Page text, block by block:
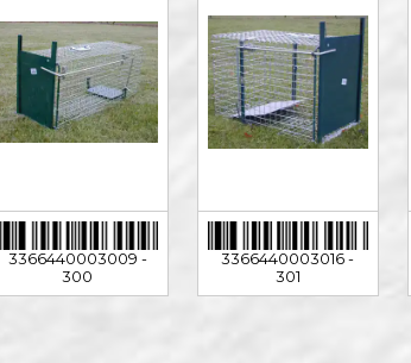
3366440003009 -
300
3366440003016 -
301